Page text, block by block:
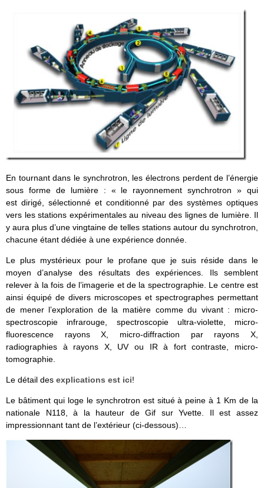
En tournant dans le synchrotron, les électrons perdent de l’énergie
sous forme de lumière : « le rayonnement synchrotron » qui
est dirigé, sélectionné et conditionné par des systèmes optiques
vers les stations expérimentales au niveau des lignes de lumière. Il
y aura plus d’une vingtaine de telles stations autour du synchrotron,
chacune étant dédiée à une expérience donnée.
Le plus mystérieux pour le profane que je suis réside dans le
moyen d’analyse des résultats des expériences. Ils semblent
relever à la fois de l’imagerie et de la spectrographie. Le centre est
ainsi équipé de divers microscopes et spectrographes permettant
de mener l’exploration de la matière comme du vivant : micro-
spectroscopie infrarouge, spectroscopie ultra-violette, micro-
fluorescence rayons X, micro-diffraction par rayons X,
radiographies à rayons X, UV ou IR à fort contraste, micro-
tomographie.
Le détail des explications est ici!
Le bâtiment qui loge le synchrotron est situé à peine à 1 Km de la
nationale N118, à la hauteur de Gif sur Yvette. Il est assez
impressionnant tant de l’extérieur (ci-dessous)…